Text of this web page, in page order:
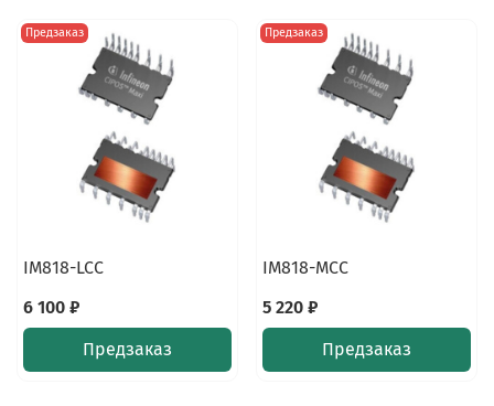
Предзаказ
IM818-LCC
6 100 ₽
Предзаказ
Предзаказ
IM818-MCC
5 220 ₽
Предзаказ